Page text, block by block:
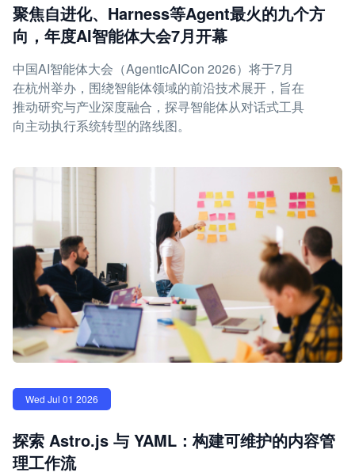
聚焦自进化、Harness等Agent最火的九个方
向，年度AI智能体大会7月开幕
中国AI智能体大会（AgenticAICon 2026）将于7月
在杭州举办，围绕智能体领域的前沿技术展开，旨在
推动研究与产业深度融合，探寻智能体从对话式工具
向主动执行系统转型的路线图。
Wed Jul 01 2026
探索 Astro.js 与 YAML：构建可维护的内容管
理工作流